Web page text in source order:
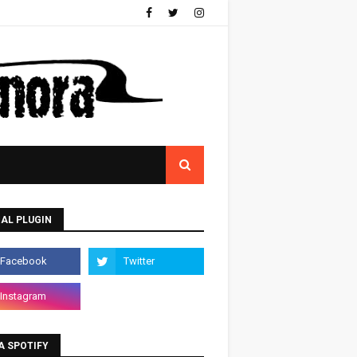
PLUGIN
SPOTIFY